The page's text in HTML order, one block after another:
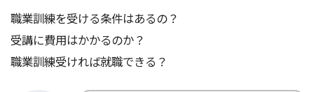
職業訓練を受ける条件はあるの？
受講に費用はかかるのか？
職業訓練受ければ就職できる？